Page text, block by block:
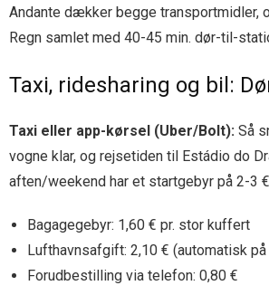
Andante dækker begge transportmidler,
Regn samlet med 40-45 min. dør-til-
Taxi, ridesharing og bil:
Taxi eller app-kørsel (Uber/Bolt): Så
vogne klar, og rejsetiden til Estádio do
aften/weekend har et startgebyr på 2-3
Bagagegebyr: 1,60 € pr. stor kuffert
Lufthavnsafgift: 2,10 € (automatisk
Forudbestilling via telefon: 0,80 €